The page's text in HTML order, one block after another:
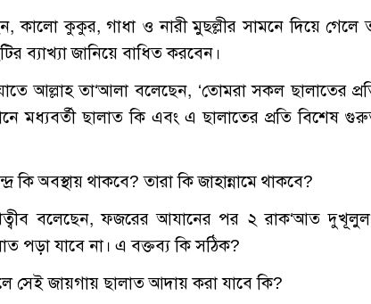
কালো কুকুর, গাধা ও নারী মুছল্লীর সামনে দিয়ে গেলে
ব্যাখ্যা জানিয়ে বাধিত করবেন।
আল্লাহ তা‘আলা বলেছেন, ‘তোমরা সকল ছালাতের
মধ্যবর্তী ছালাত কি এবং এ ছালাতের প্রতি বিশেষ
কি অবস্থায় থাকবে? তারা কি জাহান্নামে থাকবে?
বলেছেন, ফজরের আযানের পর ২ রাক‘আত
পড়া যাবে না। এ বক্তব্য কি সঠিক?
সেই জায়গায় ছালাত আদায় করা যাবে কি?